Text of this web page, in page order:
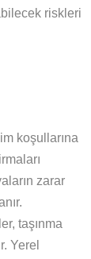
riskleri
koşullarına
zarar
taşınma
Yerel